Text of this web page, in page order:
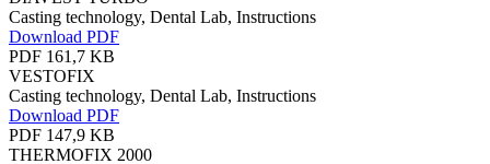
Casting technology, Dental Lab, Instructions
Download PDF
PDF 161,7 KB
VESTOFIX
Casting technology, Dental Lab, Instructions
Download PDF
PDF 147,9 KB
THERMOFIX 2000